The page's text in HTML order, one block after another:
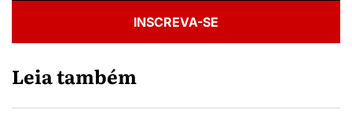
INSCREVA-SE
Leia também